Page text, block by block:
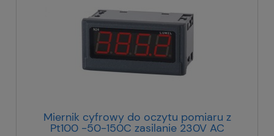
Miernik cyfrowy do oczytu pomiaru z
Pt100 -50-150C zasilanie 230V AC